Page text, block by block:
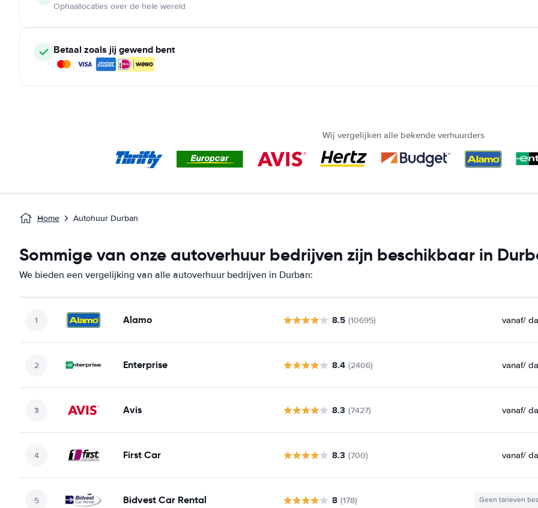
Ophaallocaties over de hele wereld
Betaal zoals jij gewend bent
Wij vergelijken alle bekende verhuurders
Home Autohuur Durban
Sommige van onze autoverhuur bedrijven zijn beschikbaar in
We bieden een vergelijking van alle autoverhuur bedrijven in Durban:
Alamo 8.5 (10695) vanaf/
Enterprise 8.4 (2406) vanaf/
Avis 8.3 (7427) vanaf/
First Car 8.3 (700) vanaf/
Bidvest Car Rental 8 (178) Geen tarieven